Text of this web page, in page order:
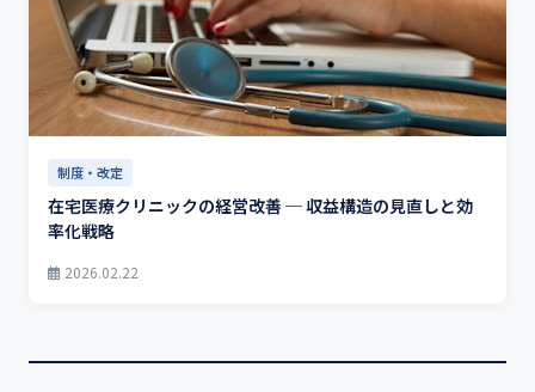
制度・改定
在宅医療クリニックの経営改善 ─ 収益構造の見直しと効
率化戦略
2026.02.22